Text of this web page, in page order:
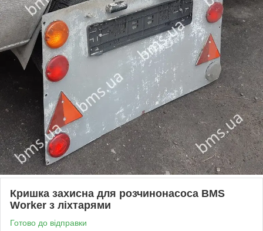
Кришка захисна для розчинонасоса BMS
Worker з ліхтарями
Готово до відправки